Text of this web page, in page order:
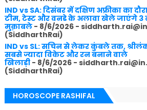
IND vs SA: दिसंबर में दक्षिण अफ्रीका का
टीम, टेस्ट और वनडे के अलावा खेले जाएंगे 3
मुक़ाबले- 8/6/2026-
(SiddharthRai)
IND vs SL: सचिन से लेकर कुंबले तक,
सबसे ज्यादा विकेट और रन बनाने वाले
खिलाड़ी- 8/6/2026-
(SiddharthRai)
HOROSCOPE RASHIFAL